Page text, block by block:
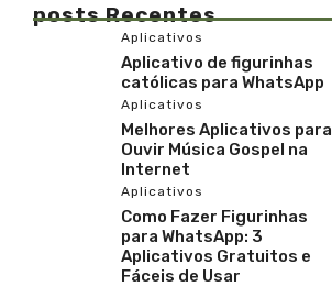
posts Recentes
Aplicativos
Aplicativo de figurinhas
católicas para WhatsApp
Aplicativos
Melhores Aplicativos para
Ouvir Música Gospel na
Internet
Aplicativos
Como Fazer Figurinhas
para WhatsApp: 3
Aplicativos Gratuitos e
Fáceis de Usar